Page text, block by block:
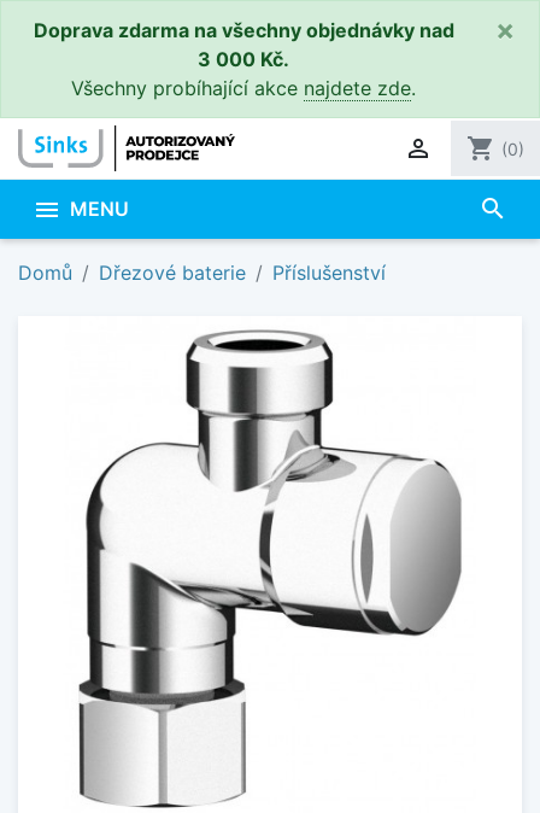
Doprava zdarma na všechny objednávky nad
3 000 Kč.
Všechny probíhající akce najdete zde.
×
 shopping_cart (0)
 MENU search
Domů Dřezové baterie Příslušenství